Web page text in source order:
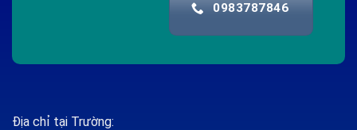
0983787846
Địa chỉ tại Trường: